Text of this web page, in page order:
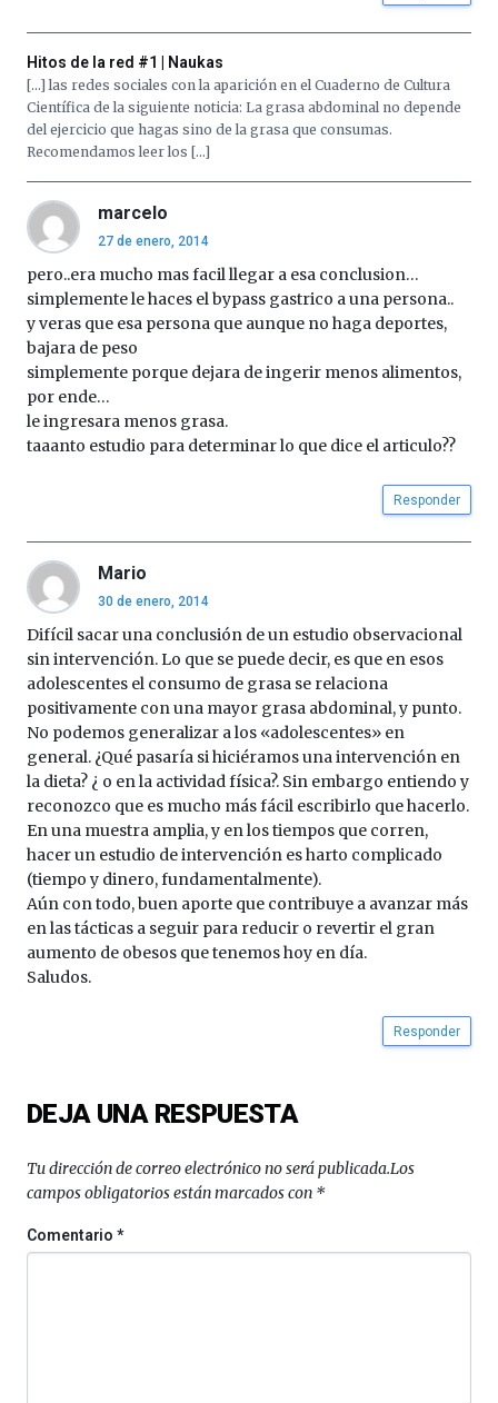
Hitos de la red #1 | Naukas
[…] las redes sociales con la aparición en el Cuaderno de Cultura
Científica de la siguiente noticia: La grasa abdominal no depende
del ejercicio que hagas sino de la grasa que consumas.
Recomendamos leer los […]
marcelo
27 de enero, 2014
pero..era mucho mas facil llegar a esa conclusion…
simplemente le haces el bypass gastrico a una persona..
y veras que esa persona que aunque no haga deportes,
bajara de peso
simplemente porque dejara de ingerir menos alimentos,
por ende…
le ingresara menos grasa.
taaanto estudio para determinar lo que dice el articulo??
Responder
Mario
30 de enero, 2014
Difícil sacar una conclusión de un estudio observacional
sin intervención. Lo que se puede decir, es que en esos
adolescentes el consumo de grasa se relaciona
positivamente con una mayor grasa abdominal, y punto.
No podemos generalizar a los «adolescentes» en
general. ¿Qué pasaría si hiciéramos una intervención en
la dieta? ¿ o en la actividad física?. Sin embargo entiendo y
reconozco que es mucho más fácil escribirlo que hacerlo.
En una muestra amplia, y en los tiempos que corren,
hacer un estudio de intervención es harto complicado
(tiempo y dinero, fundamentalmente).
Aún con todo, buen aporte que contribuye a avanzar más
en las tácticas a seguir para reducir o revertir el gran
aumento de obesos que tenemos hoy en día.
Saludos.
Responder
DEJA UNA RESPUESTA
Tu dirección de correo electrónico no será publicada.Los
campos obligatorios están marcados con *
Comentario*